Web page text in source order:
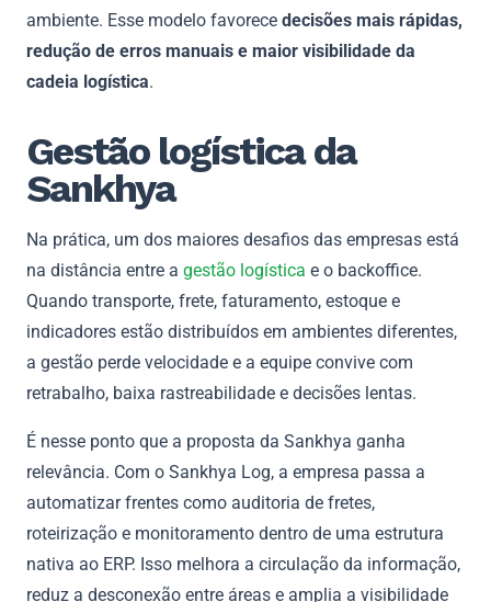
ambiente. Esse modelo favorece decisões mais rápidas,
redução de erros manuais e maior visibilidade da
cadeia logística.
Gestão logística da
Sankhya
Na prática, um dos maiores desafios das empresas está
na distância entre a gestão logística e o backoffice.
Quando transporte, frete, faturamento, estoque e
indicadores estão distribuídos em ambientes diferentes,
a gestão perde velocidade e a equipe convive com
retrabalho, baixa rastreabilidade e decisões lentas.
É nesse ponto que a proposta da Sankhya ganha
relevância. Com o Sankhya Log, a empresa passa a
automatizar frentes como auditoria de fretes,
roteirização e monitoramento dentro de uma estrutura
nativa ao ERP. Isso melhora a circulação da informação,
reduz a desconexão entre áreas e amplia a visibilidade